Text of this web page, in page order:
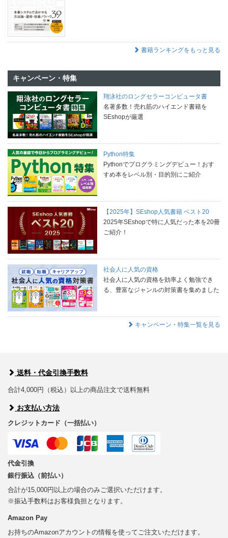
書籍ランキングをもっと見る
キャンペーン・特集
翔泳社のロングセラーコンピュータ書
名著多数！売れ筋のハイエンド書籍を
SEshopが厳選
Python特集
Pythonでプログラミングデビュー！おす
すめ本をレベル別・目的別にご紹介
【2025年】SEshop人気書籍 ベスト20
2025年SEshopで特に人気だった本を20冊
ご紹介！
社会人に人気の資格
社会人に人気の資格を効率よく勉強でき
る、豊富なジャンルの対策書を集めました
キャンペーン・特集一覧を見る
送料・代金引換手数料
合計4,000円（税込）以上の商品注文で送料無料
お支払い方法
クレジットカード（一括払い）
代金引換
銀行振込（前払い）
合計が15,000円以上の場合のみご選択いただけます。
※振込手数料はお客様負担となります。
Amazon Pay
お持ちのAmazonアカウントの情報を使ってご注文いただけます。